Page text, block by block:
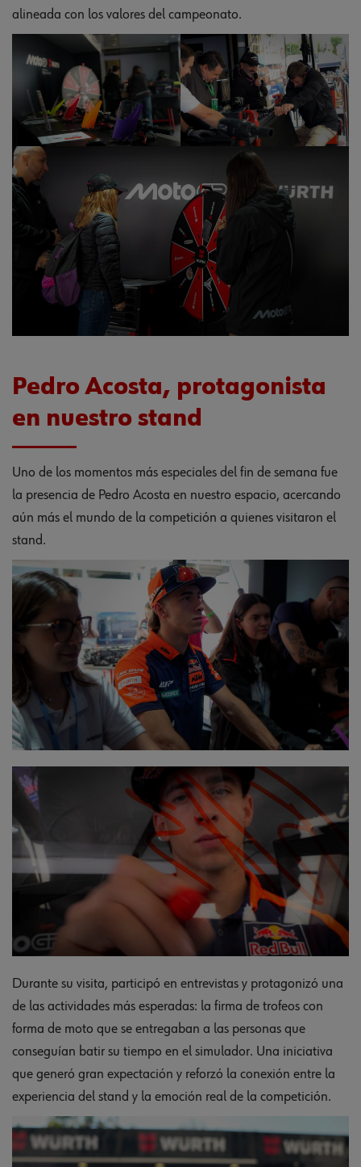
alineada con los valores del campeonato.
Pedro Acosta, protagonista
en nuestro stand
Uno de los momentos más especiales del fin de semana fue
la presencia de Pedro Acosta en nuestro espacio, acercando
aún más el mundo de la competición a quienes visitaron el
stand.
Durante su visita, participó en entrevistas y protagonizó una
de las actividades más esperadas: la firma de trofeos con
forma de moto que se entregaban a las personas que
conseguían batir su tiempo en el simulador. Una iniciativa
que generó gran expectación y reforzó la conexión entre la
experiencia del stand y la emoción real de la competición.